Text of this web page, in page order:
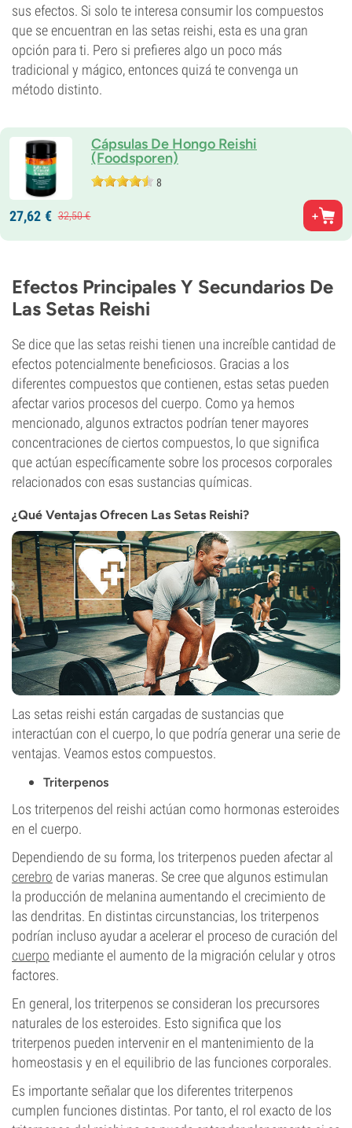
sus efectos. Si solo te interesa consumir los compuestos
que se encuentran en las setas reishi, esta es una gran
opción para ti. Pero si prefieres algo un poco más
tradicional y mágico, entonces quizá te convenga un
método distinto.
Cápsulas De Hongo Reishi
(Foodsporen)
8
27,62 € 32,50€
Efectos Principales Y Secundarios De
Las Setas Reishi
Se dice que las setas reishi tienen una increíble cantidad de
efectos potencialmente beneficiosos. Gracias a los
diferentes compuestos que contienen, estas setas pueden
afectar varios procesos del cuerpo. Como ya hemos
mencionado, algunos extractos podrían tener mayores
concentraciones de ciertos compuestos, lo que significa
que actúan específicamente sobre los procesos corporales
relacionados con esas sustancias químicas.
¿Qué Ventajas Ofrecen Las Setas Reishi?
Las setas reishi están cargadas de sustancias que
interactúan con el cuerpo, lo que podría generar una serie de
ventajas. Veamos estos compuestos.
Triterpenos
Los triterpenos del reishi actúan como hormonas esteroides
en el cuerpo.
Dependiendo de su forma, los triterpenos pueden afectar al
cerebro de varias maneras. Se cree que algunos estimulan
la producción de melanina aumentando el crecimiento de
las dendritas. En distintas circunstancias, los triterpenos
podrían incluso ayudar a acelerar el proceso de curación del
cuerpo mediante el aumento de la migración celular y otros
factores.
En general, los triterpenos se consideran los precursores
naturales de los esteroides. Esto significa que los
triterpenos pueden intervenir en el mantenimiento de la
homeostasis y en el equilibrio de las funciones corporales.
Es importante señalar que los diferentes triterpenos
cumplen funciones distintas. Por tanto, el rol exacto de los